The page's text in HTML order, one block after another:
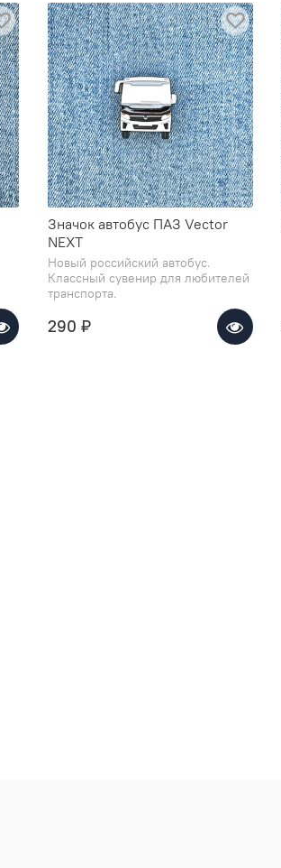
Значок автобус ПАЗ Vector
NEXT
Новый российский автобус.
Классный сувенир для любителей
транспорта.
290 ₽